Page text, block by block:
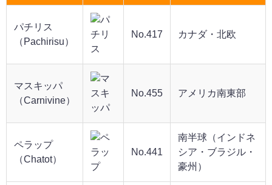
パチリス
（Pachirisu）
No.417 カナダ・北欧
マスキッパ
（Carnivine）
No.455 アメリカ南東部
ペラップ
（Chatot）
No.441
南半球（インドネ
シア・ブラジル・
豪州）